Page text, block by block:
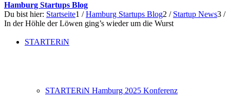
STARTERiN
STARTERiN Hamburg 2025 Konferenz
Hamburg Startups Blog
Du bist hier: Startseite1 / Hamburg Startups Blog2 / Startup News3 /
In der Höhle der Löwen ging’s wieder um die Wurst